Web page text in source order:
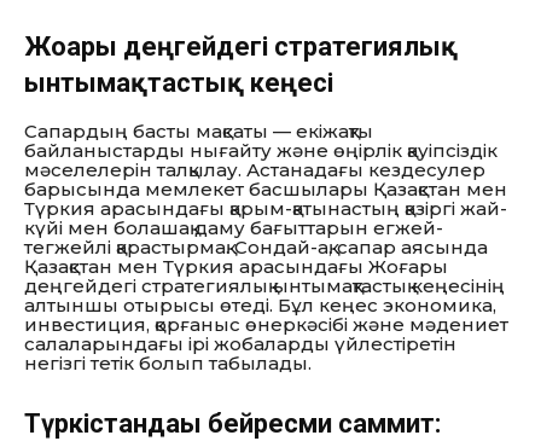
Жоғары деңгейдегі стратегиялық
ынтымақтастық кеңесі
Сапардың басты мақсаты — екіжақты
байланыстарды нығайту және өңірлік қауіпсіздік
мәселелерін талқылау. Астанадағы кездесулер
барысында мемлекет басшылары Қазақстан мен
Түркия арасындағы қарым-қатынастың қазіргі жай-
күйі мен болашақ даму бағыттарын егжей-
тегжейлі қарастырмақ. Сондай-ақ, сапар аясында
Қазақстан мен Түркия арасындағы Жоғары
деңгейдегі стратегиялық ынтымақтастық кеңесінің
алтыншы отырысы өтеді. Бұл кеңес экономика,
инвестиция, қорғаныс өнеркәсібі және мәдениет
салаларындағы ірі жобаларды үйлестіретін
негізгі тетік болып табылады.
Түркістандағы бейресми саммит: